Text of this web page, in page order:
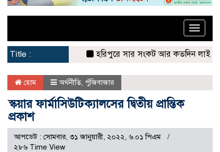
Toggle
Title :
হরিপুরে সার সংকট আর কতদিন লাইনে
হোম অর্থনীতি পুঁজিবাজার
স্কয়ার ফার্মাসিউটিক্যালসের দ্বিতীয় প্রান্তিক
প্রকাশ
আপডেট : সোমবার, ৩১ জানুয়ারী, ২০২২, ৬.০১ পিএম
২৮৬ Time View